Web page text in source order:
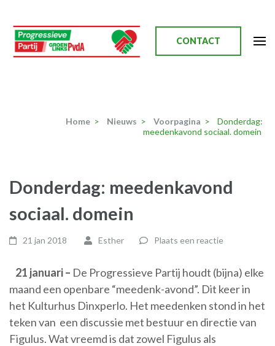
naar
inhoud
(Druk
CONTACT
Home > Nieuws > Voorpagina >
Donderdag:
meedenkavond sociaal. domein
Donderdag: meedenkavond
sociaal. domein
21 jan 2018 Esther Plaats een reactie
21 januari – De Progressieve Partij houdt (bijna) elke
maand een openbare “meedenk-avond”. Dit keer in
het Kulturhus Dinxperlo. Het meedenken stond in het
teken van een discussie met bestuur en directie van
Figulus. Wat vreemd is dat zowel Figulus als